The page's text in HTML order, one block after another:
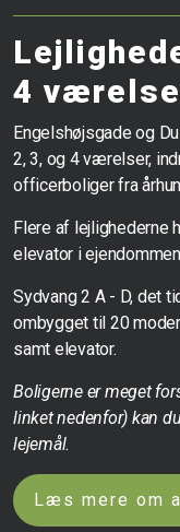
4
Engelshøjsgade og
2, 3, og 4 værelser,
officerboliger fra
Flere af lejlighederne
elevator i
Sydvang 2 A - D, det
ombygget til 20
samt elevator.
Boligerne er meget
linket nedenfor) kan
lejemål.
Læs mere om